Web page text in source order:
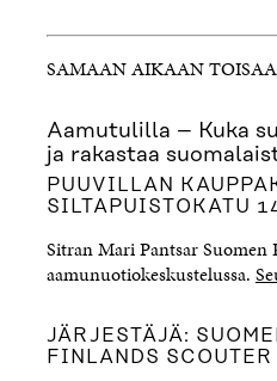
SAMAAN AIKAAN
Aamutulilla – Kuka
ja rakastaa
PUUVILLAN
SILTAPUISTOKATU
Sitran Mari Pantsar Suomen
aamunuotiokeskustelussa.
JÄRJESTÄJÄ:
FINLANDS SCOUTER